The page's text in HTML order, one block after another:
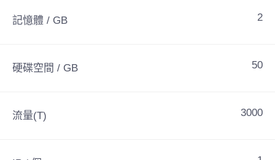
記憶體 / GB 2
硬碟空間 / GB 50
流量(T) 3000